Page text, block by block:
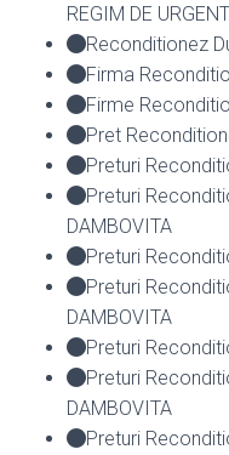
REGIM DE
Reconditionez
Firma
Firme
Pret
Preturi
Preturi
DAMBOVITA
Preturi
Preturi
DAMBOVITA
Preturi
Preturi
DAMBOVITA
Preturi